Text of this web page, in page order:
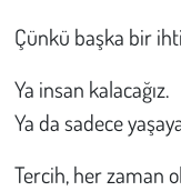
Çünkü başka bir
Ya insan kalacağız.
Ya da sadece
Tercih, her zaman